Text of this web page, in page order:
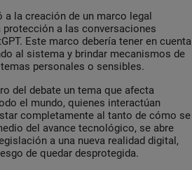
la creación de un marco legal
a las conversaciones
Este marco debería tener en cuenta
al sistema y brindar mecanismos de
personales o sensibles.
del debate un tema que afecta
el mundo, quienes interactúan
completamente al tanto de cómo se
del avance tecnológico, se abre
a una nueva realidad digital,
de quedar desprotegida.